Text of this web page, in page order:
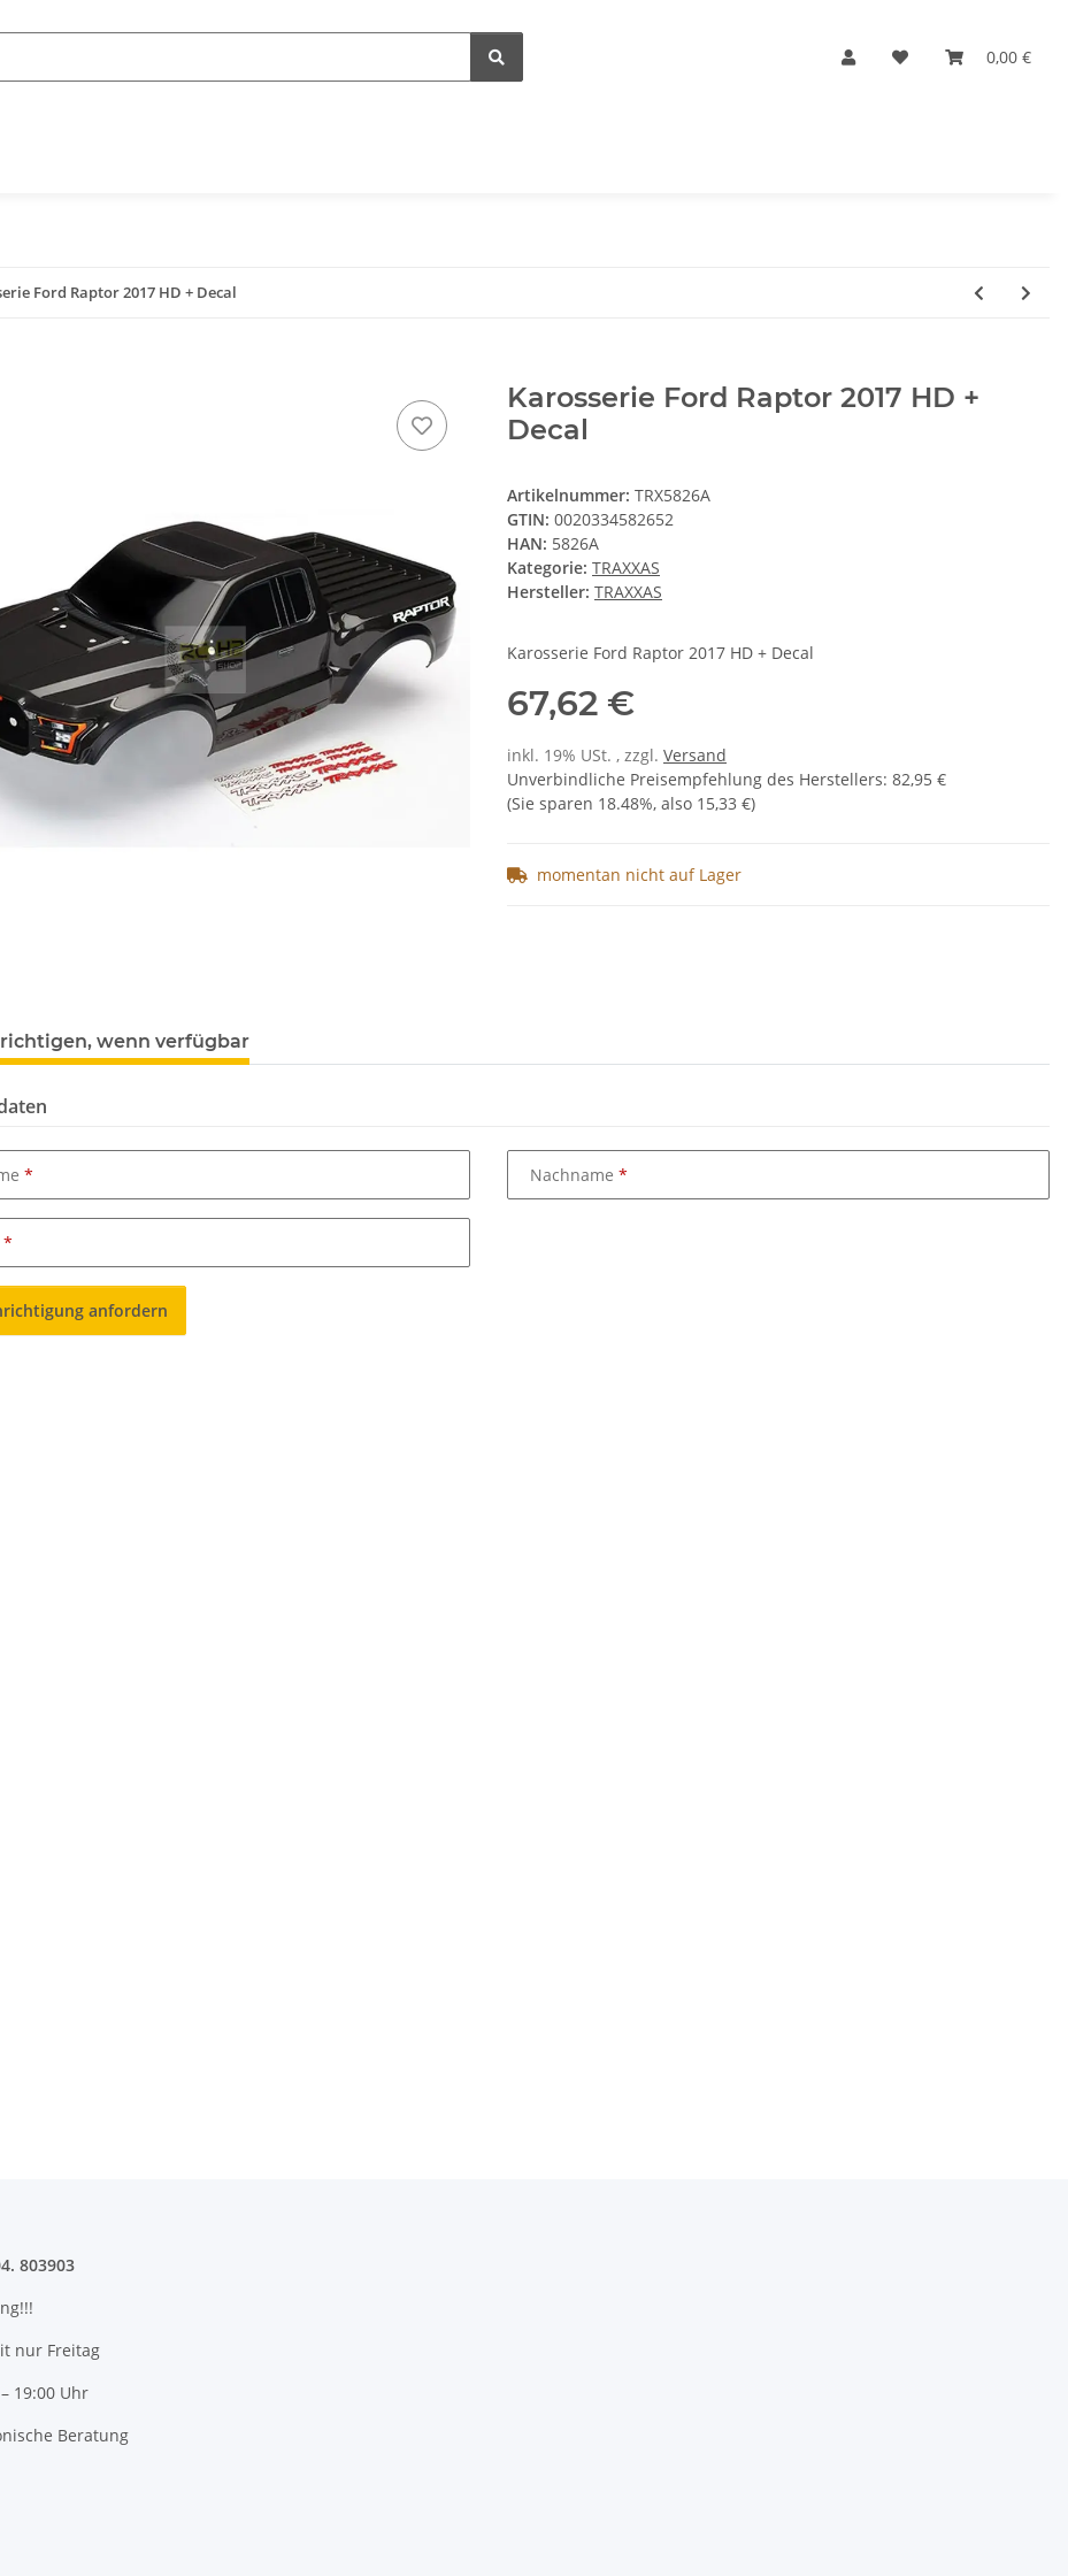
0,00 €
Ford Raptor 2017 HD + Decal
Karosserie Ford Raptor 2017 HD +
Decal
Artikelnummer: TRX5826A
GTIN: 0020334582652
HAN: 5826A
Kategorie: TRAXXAS
Hersteller: TRAXXAS
Karosserie Ford Raptor 2017 HD + Decal
67,62 €
inkl. 19% USt. , zzgl. Versand
Unverbindliche Preisempfehlung des Herstellers: 82,95 €
(Sie sparen 18.48%, also 15,33 €)
momentan nicht auf Lager
wenn verfügbar
Nachname
anfordern
803903
nur Freitag
19:00 Uhr
Beratung